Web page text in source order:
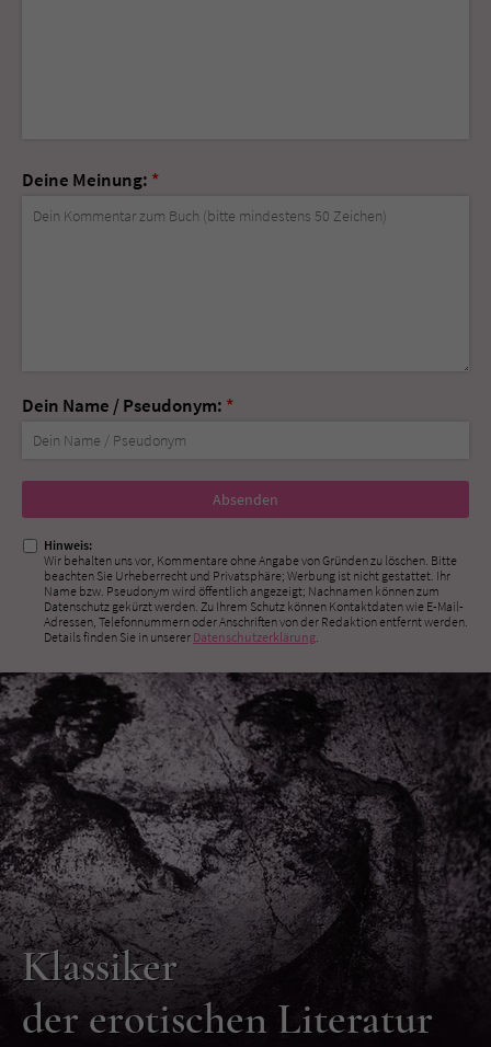
Deine Meinung: *
Dein Name / Pseudonym: *
Nicht
ausfüllen!
Hinweis:
Wir behalten uns vor, Kommentare ohne Angabe von Gründen zu löschen. Bitte
beachten Sie Urheberrecht und Privatsphäre; Werbung ist nicht gestattet. Ihr
Name bzw. Pseudonym wird öffentlich angezeigt; Nachnamen können zum
Datenschutz gekürzt werden. Zu Ihrem Schutz können Kontaktdaten wie E-Mail-
Adressen, Telefonnummern oder Anschriften von der Redaktion entfernt werden.
Details finden Sie in unserer Datenschutzerklärung.
Klassiker
der erotischen Literatur